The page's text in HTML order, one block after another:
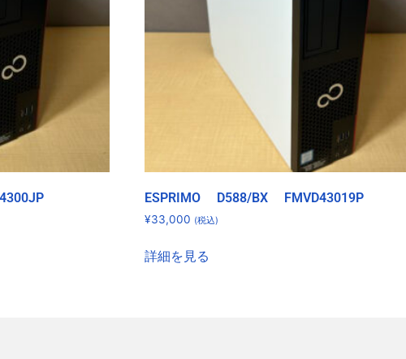
ESPRIMO D588/BX FMVD43019P
¥33,000 (税込)
詳細を見る